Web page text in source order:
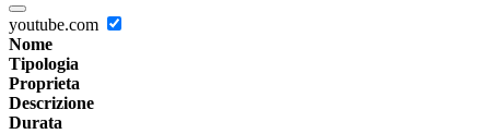
youtube.com
Nome
Tipologia
Proprieta
Descrizione
Durata